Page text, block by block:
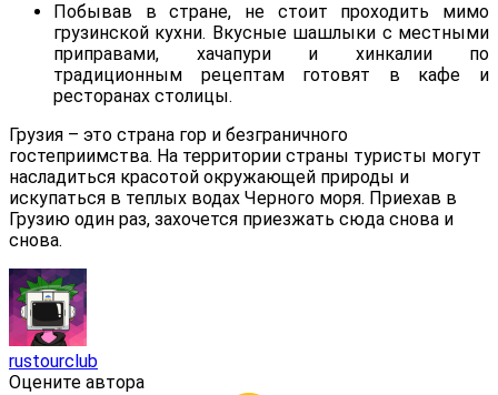
Побывав в стране, не стоит проходить мимо
грузинской кухни. Вкусные шашлыки с местными
приправами, хачапури и хинкалии по
традиционным рецептам готовят в кафе и
ресторанах столицы.
Грузия – это страна гор и безграничного
гостеприимства. На территории страны туристы могут
насладиться красотой окружающей природы и
искупаться в теплых водах Черного моря. Приехав в
Грузию один раз, захочется приезжать сюда снова и
снова.
rustourclub
Оцените автора